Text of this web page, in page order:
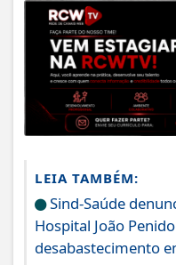
LEIA TAMBÉM:
Sind-Saúde
Hospital João
desabastecimento